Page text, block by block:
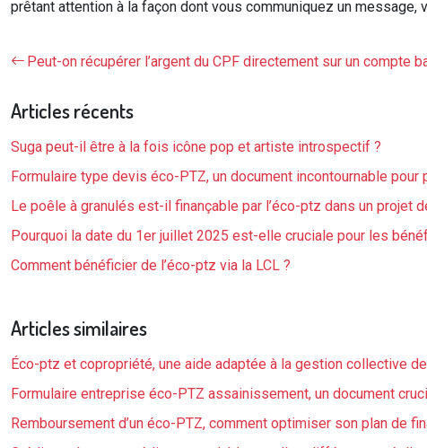
prêtant attention à la façon dont vous communiquez un
Peut-on récupérer l’argent du CPF directement sur un compte
Articles récents
Suga peut-il être à la fois icône pop et artiste introspectif ?
Formulaire type devis éco-PTZ, un document incontournable pour
Le poêle à granulés est-il finançable par l’éco-ptz dans un projet
Pourquoi la date du 1er juillet 2025 est-elle cruciale pour les
Comment bénéficier de l’éco-ptz via la LCL ?
Articles similaires
Éco-ptz et copropriété, une aide adaptée à la gestion collective
Formulaire entreprise éco-PTZ assainissement, un document
Remboursement d’un éco-PTZ, comment optimiser son plan de